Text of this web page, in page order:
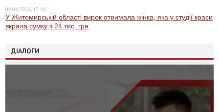
06.08.2026, 15:18
У Житомирській області вирок отримала жінка, яка у студії краси
вкрала сумку з 24 тис. грн
ДІАЛОГИ